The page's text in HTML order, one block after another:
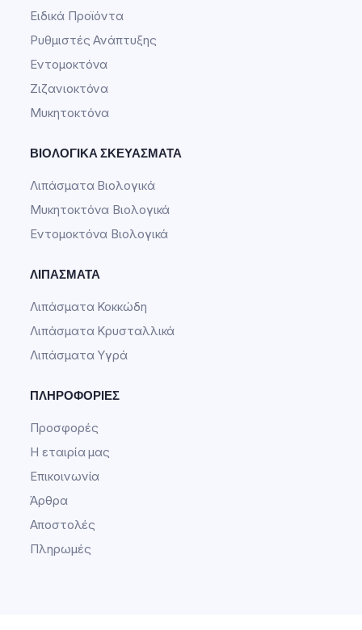
Ειδικά Προϊόντα
Ρυθμιστές Ανάπτυξης
Εντομοκτόνα
Ζιζανιοκτόνα
Μυκητοκτόνα
ΒΙΟΛΟΓΙΚΆ ΣΚΕΥΆΣΜΑΤΑ
Λιπάσματα Βιολογικά
Μυκητοκτόνα Βιολογικά
Εντομοκτόνα Βιολογικά
ΛΙΠΆΣΜΑΤΑ
Λιπάσματα Κοκκώδη
Λιπάσματα Κρυσταλλικά
Λιπάσματα Υγρά
ΠΛΗΡΟΦΟΡΊΕΣ
Προσφορές
Η εταιρία μας
Επικοινωνία
Άρθρα
Αποστολές
Πληρωμές